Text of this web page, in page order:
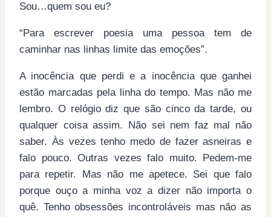
Sou…quem sou eu?
“Para escrever poesia uma pessoa tem de
caminhar nas linhas limite das emoções”.
A inocência que perdi e a inocência que ganhei
estão marcadas pela linha do tempo. Mas não me
lembro. O relógio diz que são cinco da tarde, ou
qualquer coisa assim. Não sei nem faz mal não
saber. Às vezes tenho medo de fazer asneiras e
falo pouco. Outras vezes falo muito. Pedem-me
para repetir. Mas não me apetece. Sei que falo
porque ouço a minha voz a dizer não importa o
quê. Tenho obsessões incontroláveis mas não as